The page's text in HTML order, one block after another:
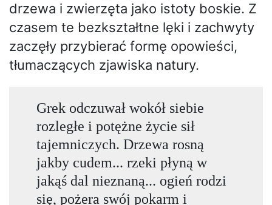
drzewa i zwierzęta jako istoty boskie. Z
czasem te bezkształtne lęki i zachwyty
zaczęły przybierać formę opowieści,
tłumaczących zjawiska natury.
Grek odczuwał wokół siebie
rozległe i potężne życie sił
tajemniczych. Drzewa rosną
jakby cudem... rzeki płyną w
jakąś dal nieznaną... ogień rodzi
się, pożera swój pokarm i